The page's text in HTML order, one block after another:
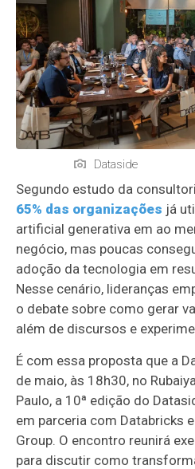
Dataside
Segundo estudo da
65% das organizações já
artificial generativa em ao
negócio, mas poucas
adoção da tecnologia em
Nesse cenário, lideranças
o debate sobre como gerar
além de discursos e
É com essa proposta que a
de maio, às 18h30, no
Paulo, a 10ª edição do
em parceria com Databricks
Group. O encontro reunirá
para discutir como